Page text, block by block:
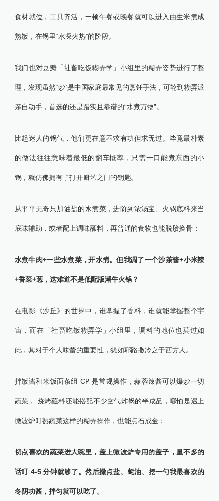
食材就位，工具齐活，一顿午餐或晚餐就可以进入由生米煮成
熟饭，在锅里“水深火热”的阶段。
我们也对豆瓣「社畜吃饭糊弄学」小组里的糊弄姿势进行了整
理，发现虽然“炒”是中国家庭最常见的烹饪手法，可轮到糊弄派
亲自动手，首选的还是踏实且靠谱的“水煮万物”。
比起迷人的锅气，他们更在意不求有功但求无过。毕竟最朴素
的做法往往意味着最低的翻车概率，只需一口能煮东西的小
锅，就仿佛拥有了打开厨艺之门的钥匙。
从平平无奇只加油盐的水煮菜，进阶到浓汤宝、火锅底料来当
底味辅助，或者配上调味蘸料，再普通的食物也能脱胎换骨：
水煮牛肉+一些水煮菜，开水煮。但我调了一个沙茶酱+小米辣
+香菜+葱，这难道不是低配版潮牛火锅？
在电影《沙丘》的世界中，谁掌握了香料，谁就能掌握整个宇
宙，而在「社畜吃饭糊弄学」小组里，调料的地位也莫过如
此，其对于个人味蕾的重要性，犹如耶路撒冷之于西方人。
拌饭酱和米饭面条组 CP 是常规操作，蒜蓉辣酱可以爆炒一切
蔬菜， 烧烤蘸料还能搭配不少空气炸锅的半成品，哪怕是遇上
微波炉叮熟蔬菜这样的糊弄操作，也能点石成金：
切点喜欢的蔬菜进大碗里，盖上微波炉专用的盖子，量不多的
话叮 4-5 分钟就够了。然后撒点盐、蚝油、挖一勺我最喜欢的
冬阴功酱，拌匀就可以吃了。